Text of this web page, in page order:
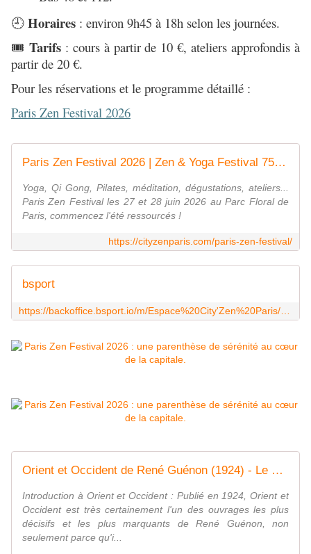
🕘 Horaires : environ 9h45 à 18h selon les journées.
🎟️ Tarifs: cours à partir de 10 €, ateliers approfondis à
partir de 20 €.
Pour les réservations et le programme détaillé :
Paris Zen Festival 2026
Paris Zen Festival 2026 | Zen & Yoga Festival 75012 🌿
Yoga, Qi Gong, Pilates, méditation, dégustations, ateliers...
Paris Zen Festival les 27 et 28 juin 2026 au Parc Floral de
Paris, commencez l'été ressourcés !
https://cityzenparis.com/paris-zen-festival/
bsport
Orient et Occident de René Guénon (1924) - Le Blog des Spiritualités
Introduction à Orient et Occident : Publié en 1924, Orient et
Occident est très certainement l'un des ouvrages les plus
décisifs et les plus marquants de René Guénon, non
seulement parce qu'i...